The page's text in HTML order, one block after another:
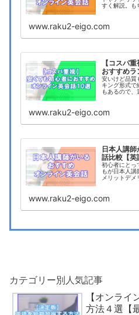
すく解説。も
www.raku2-eigo.com
【コスパ
おすすめ
安いけど品質
キング形式で
もあるので
www.raku2-eigo.com
日本人講
話比較【英
初心者にとっ
もが日本人講
メリットデメ
覧ください。
www.raku2-eigo.com
カテゴリー別人気記事
【オンラ
方法４選【